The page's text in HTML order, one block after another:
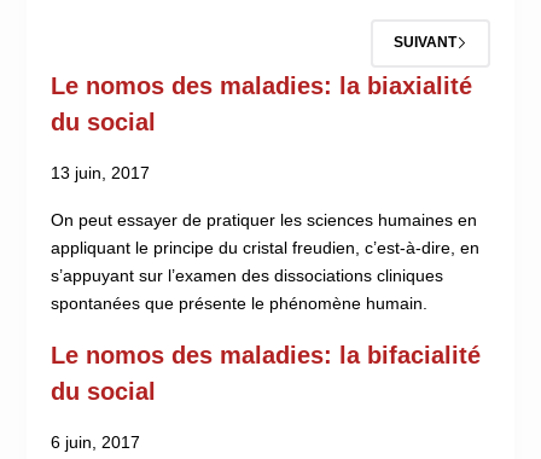
SUIVANT
Le nomos des maladies: la biaxialité
du social
13 juin, 2017
On peut essayer de pratiquer les sciences humaines en
appliquant le principe du cristal freudien, c’est-à-dire, en
s’appuyant sur l’examen des dissociations cliniques
spontanées que présente le phénomène humain.
Le nomos des maladies: la bifacialité
du social
6 juin, 2017